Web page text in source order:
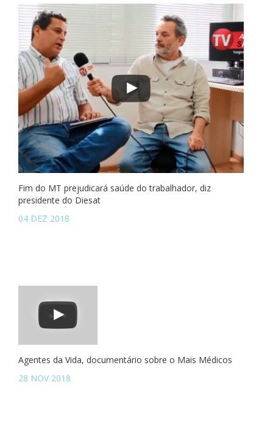
Fim do MT prejudicará saúde do trabalhador, diz
presidente do Diesat
04 DEZ 2018
Agentes da Vida, documentário sobre o Mais Médicos
28 NOV 2018